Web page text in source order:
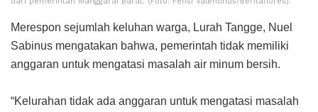
Merespon sejumlah keluhan warga, Lurah Tangge, Nuel
Sabinus mengatakan bahwa, pemerintah tidak memiliki
anggaran untuk mengatasi masalah air minum bersih.
“Kelurahan tidak ada anggaran untuk mengatasi masalah